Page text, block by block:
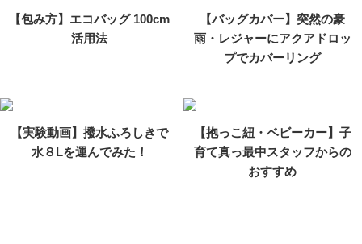
【包み方】エコバッグ 100cm
活用法
【バッグカバー】突然の豪
雨・レジャーにアクアドロッ
プでカバーリング
【実験動画】撥水ふろしきで
水８Lを運んでみた！
【抱っこ紐・ベビーカー】子
育て真っ最中スタッフからの
おすすめ